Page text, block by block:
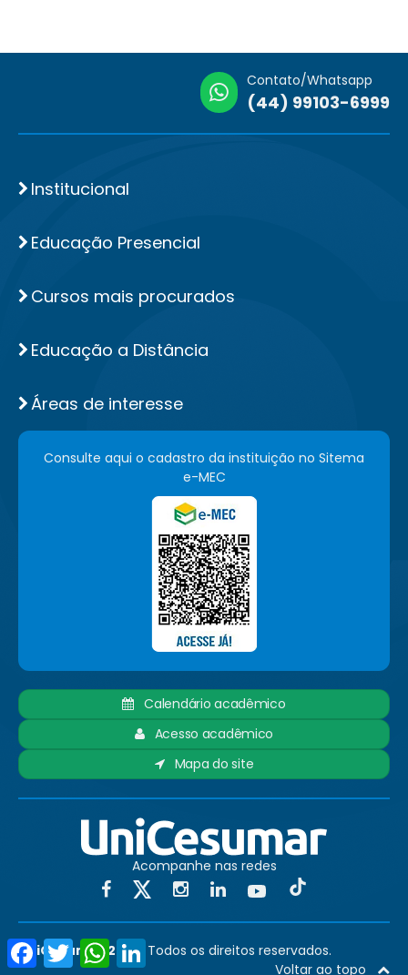
Contato/Whatsapp
(44) 99103-6999
Institucional
Educação Presencial
Cursos mais procurados
Educação a Distância
Áreas de interesse
Consulte aqui o cadastro da instituição no Sitema
e-MEC
Calendário acadêmico
Acesso acadêmico
Mapa do site
Acompanhe nas redes
UniCesumar 2025 . Todos os direitos reservados.
Voltar ao topo
FacebookTwitterWhatsApp
LinkedIn